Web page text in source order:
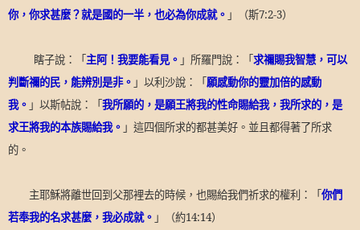
你，你求甚麼？就是國的一半，也必為你成就。 」（斯7:2-3）
瞎子說：「主阿！我要能看見。 」所羅門說：「求禰賜我智慧，可以
判斷禰的民，能辨別是非。 」以利沙說：「願感動你的靈加倍的感動
我。 」以斯帖說：「我所願的，是願王將我的性命賜給我，我所求的，是
求王將我的本族賜給我。 」這四個所求的都甚美好。並且都得著了所求
的。
主耶穌將離世回到父那裡去的時候，也賜給我們祈求的權利：「你們
若奉我的名求甚麼，我必成就。 」（約14:14）